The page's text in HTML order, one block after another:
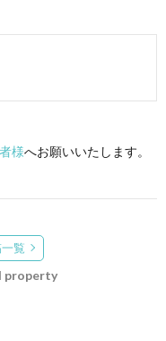
様へお願いいたします。
覧
property